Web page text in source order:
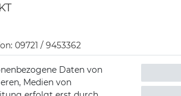
09721 / 9453362
info@satshopping.de
4
Daten von
Medien von